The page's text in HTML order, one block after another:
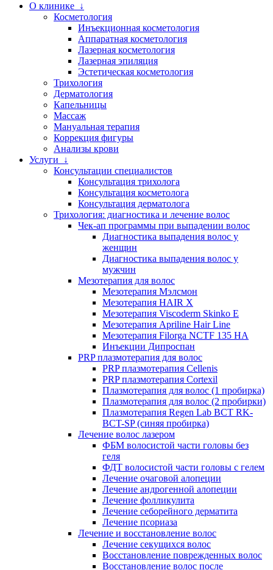
О клинике ↓
Косметология
Инъекционная косметология
Аппаратная косметология
Лазерная косметология
Лазерная эпиляция
Эстетическая косметология
Трихология
Дерматология
Капельницы
Массаж
Мануальная терапия
Коррекция фигуры
Анализы крови
Услуги ↓
Консультации специалистов
Консультация трихолога
Консультация косметолога
Консультация дерматолога
Трихология: диагностика и лечение волос
Чек-ап программы при выпадении волос
Диагностика выпадения волос у
женщин
Диагностика выпадения волос у
мужчин
Мезотерапия для волос
Мезотерапия Мэлсмон
Мезотерапия HAIR X
Мезотерапия Viscoderm Skinko E
Мезотерапия Apriline Hair Line
Мезотерапия Filorga NCTF 135 HA
Инъекции Дипроспан
PRP плазмотерапия для волос
PRP плазмотерапия Cellenis
PRP плазмотерапия Cortexil
Плазмотерапия для волос (1 пробирка)
Плазмотерапия для волос (2 пробирки)
Плазмотерапия Regen Lab BCT RK-
BCT-SP (синяя пробирка)
Лечение волос лазером
ФБМ волосистой части головы без
геля
ФДТ волосистой части головы с гелем
Лечение очаговой алопеции
Лечение андрогенной алопеции
Лечение фолликулита
Лечение себорейного дерматита
Лечение псориаза
Лечение и восстановление волос
Лечение секущихся волос
Восстановление поврежденных волос
Восстановление волос после